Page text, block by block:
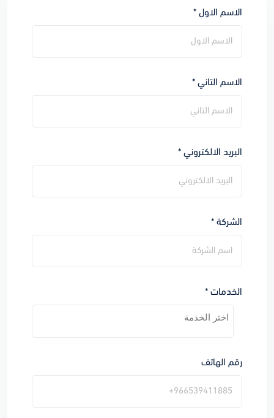
الاسم الاول *
الاسم التاني *
البريد الالكتروني *
الشركة *
الخدمات *
رقم الهاتف